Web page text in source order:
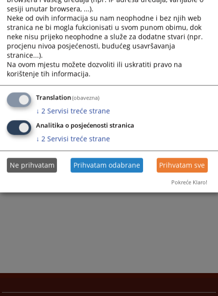
sesiji unutar browsera, ...).
Neke od ovih informacija su nam neophodne i bez njih web
stranica ne bi mogla fukcionisati u svom punom obimu, dok
neke nisu prijeko neophodne a služe za dodatne stvari (npr.
procjenu nivoa posjećenosti, budućeg usavršavanja
stranice...).
Na ovom mjestu možete dozvoliti ili uskratiti pravo na
korištenje tih informacija.
Translation(obavezna)
↓ 2 Servisi treće strane
Analitika o posjećenosti stranica
↓ 2 Servisi treće strane
Ne prihvatam Prihvatam odabrane Prihvatam sve
Pokreće Klaro!